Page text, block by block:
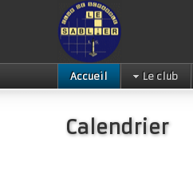
Accueil Le club
Calendrier